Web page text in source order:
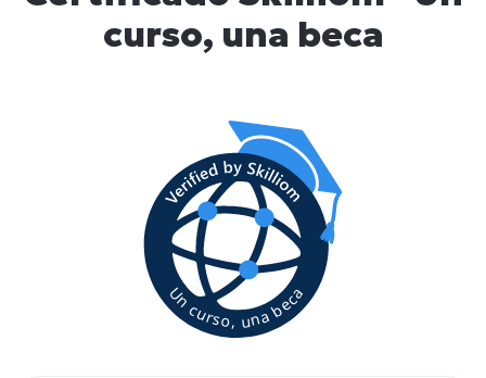
curso, una beca